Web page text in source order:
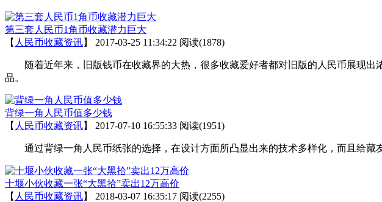
第三套人民币1角币收藏潜力巨大
【 人民币收藏资讯】 2017-03-25 11:34:22 阅读(1878)
随着近年来，旧版钱币在收藏界的大热，很多收藏爱好者都对旧版的人民币展现出
品。
背绿一角人民币值多少钱
【 人民币收藏资讯】 2017-07-10 16:55:33 阅读(1951)
通过背绿一角人民币纸张的选择，在设计方面所凸显出来的技术多样化，而且给藏
十堰小伙收藏一张“大黑拾”卖出12万高价
【 人民币收藏资讯】 2018-03-07 16:35:17 阅读(2255)